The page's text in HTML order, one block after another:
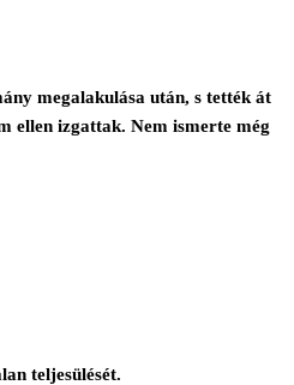
megalakulása után, s tették át
ellen izgattak. Nem ismerte még
teljesülését.